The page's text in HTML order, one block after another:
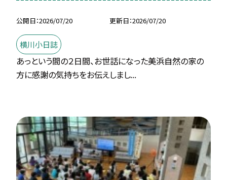
公開日 2026/07/20 更新日 2026/07/20
横川小日誌
あっという間の２日間、お世話になった美浜自然の家の
方に感謝の気持ちをお伝えしまし...